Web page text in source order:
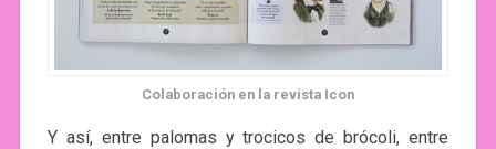
Colaboración en la revista Icon
Y así, entre palomas y trocicos de brócoli, entre